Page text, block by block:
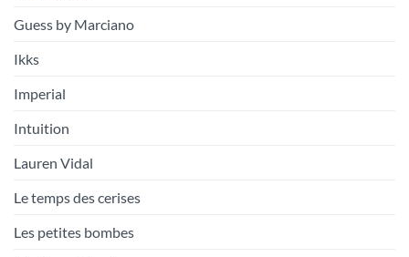
Guess by Marciano
Ikks
Imperial
Intuition
Lauren Vidal
Le temps des cerises
Les petites bombes